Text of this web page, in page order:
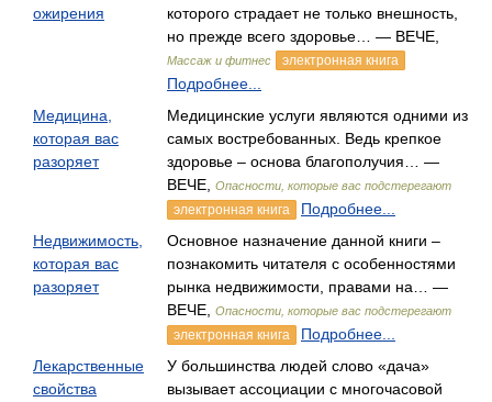
ожирения
которого страдает не только внешность,
но прежде всего здоровье… — ВЕЧЕ,
Массаж и фитнес электронная книга
Подробнее...
Медицина,
которая вас
разоряет
Медицинские услуги являются одними из
самых востребованных. Ведь крепкое
здоровье – основа благополучия… —
ВЕЧЕ,
Опасности, которые вас подстерегают
электронная книга
Подробнее...
Недвижимость,
которая вас
разоряет
Основное назначение данной книги –
познакомить читателя с особенностями
рынка недвижимости, правами на… —
ВЕЧЕ,
Опасности, которые вас подстерегают
электронная книга
Подробнее...
Лекарственные
свойства
У большинства людей слово «дача»
вызывает ассоциации с многочасовой